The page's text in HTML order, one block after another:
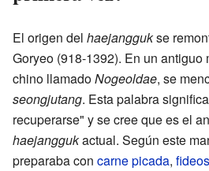
El origen del haejanggukse
Goryeo (918-1392). En un antiguo
chino llamadoNogeoldae, se
seongjutang. Esta palabra
recuperarse" y se cree que es el
haejanggukactual. Según este
preparaba con carne picada, fideos